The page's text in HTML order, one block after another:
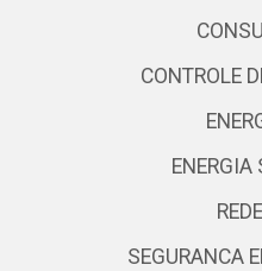
CONTROLE
ENERGIA
SEGURANCA